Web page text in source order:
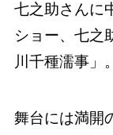
七之助さんに
ショー、七之
川千種濡事」。
舞台には満開